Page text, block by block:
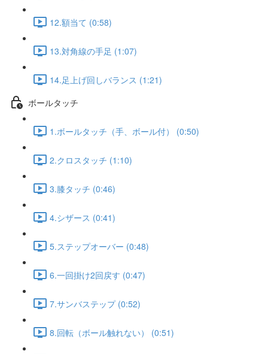
12.額当て (0:58)
13.対角線の手足 (1:07)
14.足上げ回しバランス (1:21)
ボールタッチ
1.ボールタッチ（手、ボール付） (0:50)
2.クロスタッチ (1:10)
3.膝タッチ (0:46)
4.シザース (0:41)
5.ステップオーバー (0:48)
6.一回掛け2回戻す (0:47)
7.サンバステップ (0:52)
8.回転（ボール触れない） (0:51)